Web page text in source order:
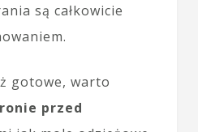
są całkowicie
gotowe, warto
przed